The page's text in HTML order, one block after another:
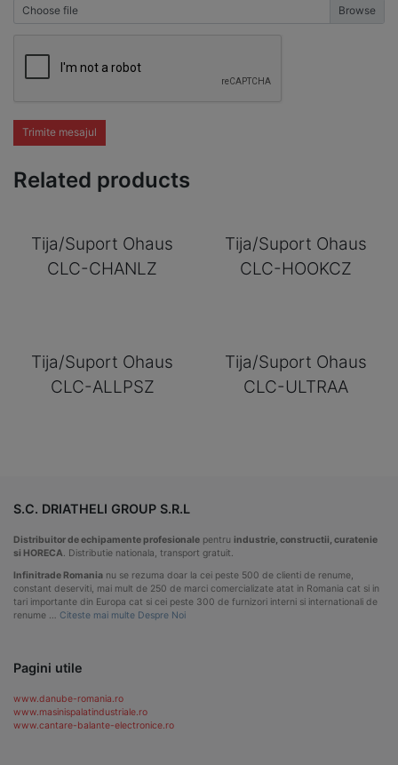
Choose file
Trimite mesajul
Related products
Tija/Suport Ohaus
CLC-CHANLZ
Tija/Suport Ohaus
CLC-HOOKCZ
Tija/Suport Ohaus
CLC-ALLPSZ
Tija/Suport Ohaus
CLC-ULTRAA
S.C. DRIATHELI GROUP S.R.L
Distribuitor de echipamente profesionale pentru industrie, constructii, curatenie
si HORECA . Distributie nationala, transport gratuit.
Infinitrade Romania nu se rezuma doar la cei peste 500 de clienti de renume,
constant deserviti, mai mult de 250 de marci comercializate atat in Romania cat si in
tari importante din Europa cat si cei peste 300 de furnizori interni si internationali de
renume … Citeste mai multe Despre Noi
Pagini utile
www.danube-romania.ro
www.masinispalatindustriale.ro
www.cantare-balante-electronice.ro